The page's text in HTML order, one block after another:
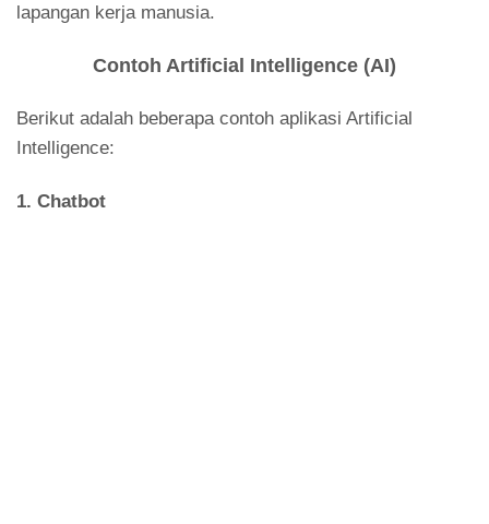
lapangan kerja manusia.
Contoh Artificial Intelligence (AI)
Berikut adalah beberapa contoh aplikasi Artificial
Intelligence:
1. Chatbot